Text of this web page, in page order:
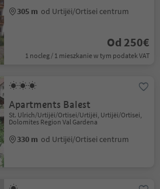
305 m od Urtijëi/Ortisei centrum
Od 250€
1 nocleg / 1 mieszkanie w tym podatek VAT
Apartments Balest
St. Ulrich/Urtijëi/Ortisei/Urtijëi, Urtijëi/Ortisei,
Dolomites Region Val Gardena
330 m od Urtijëi/Ortisei centrum